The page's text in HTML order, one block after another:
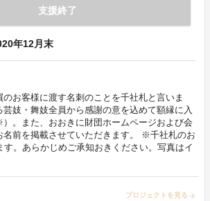
支援終了
年12月末
お客様に渡す名刺のことを千社札と言いま
妓・舞妓全員から感謝の意を込めて額縁に入
。また、おおきに財団ホームページおよび会
名前を掲載させていただきます。 ※千社札のお
す。あらかじめご承知おきください。写真はイ
プロジェクトを見る arrow_forward